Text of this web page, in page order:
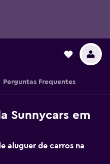
Perguntas Frequentes
Sunnycars em
aluguer de carros na